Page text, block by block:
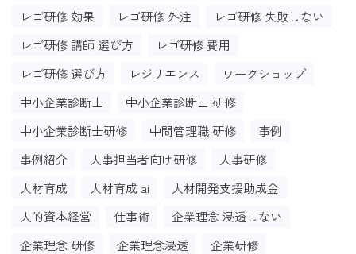
レゴ研修 効果
レゴ研修 外注
レゴ研修 失敗しない
レゴ研修 講師 選び方
レゴ研修 費用
レゴ研修 選び方
レジリエンス
ワークショップ
中小企業診断士
中小企業診断士 研修
中小企業診断士研修
中間管理職 研修
事例
事例紹介
人事担当者向け研修
人事研修
人材育成
人材育成 ai
人材開発支援助成金
人的資本経営
仕事術
企業理念 浸透しない
企業理念 研修
企業理念浸透
企業研修